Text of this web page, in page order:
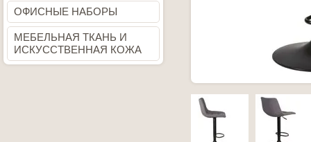
ОФИСНЫЕ НАБОРЫ
МЕБЕЛЬНАЯ ТКАНЬ И
ИСКУССТВЕННАЯ КОЖА